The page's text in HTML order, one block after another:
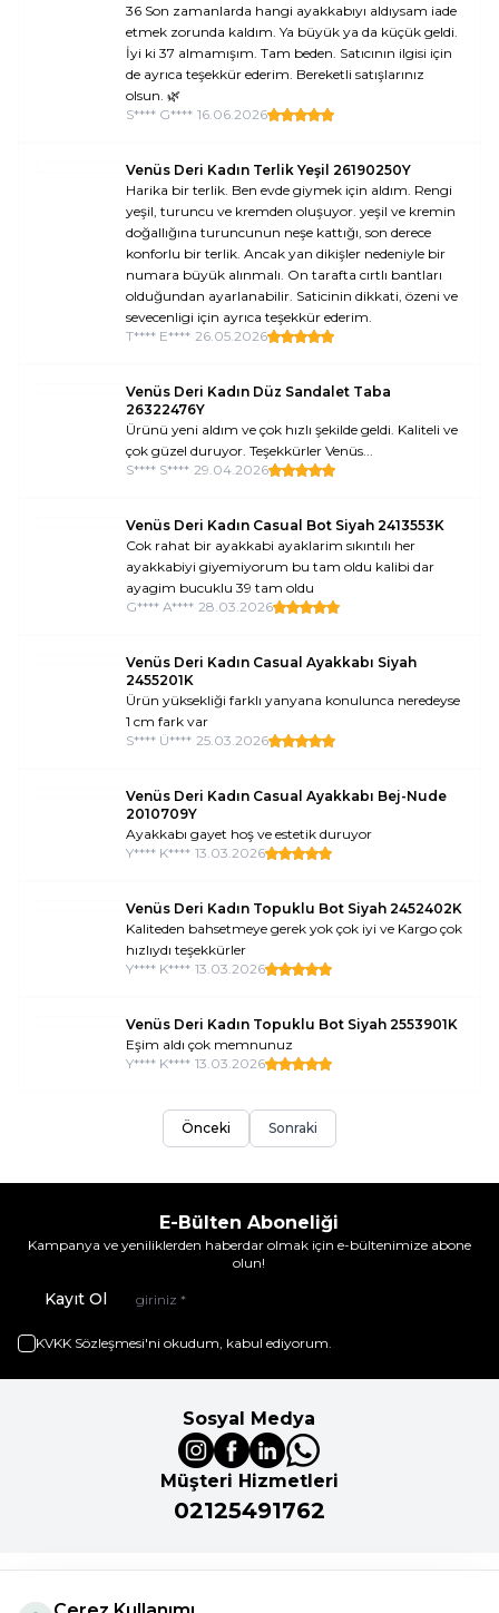
36 Son zamanlarda hangi ayakkabıyı aldıysam iade
etmek zorunda kaldım. Ya büyük ya da küçük geldi.
İyi ki 37 almamışım. Tam beden. Satıcının ilgisi için
de ayrıca teşekkür ederim. Bereketli satışlarınız
olsun. 🌿
S**** G**** 16.06.2026
Venüs Deri Kadın Terlik Yeşil 26190250Y
Harika bir terlik. Ben evde giymek için aldım. Rengi
yeşil, turuncu ve kremden oluşuyor. yeşil ve kremin
doğallığına turuncunun neşe kattığı, son derece
konforlu bir terlik. Ancak yan dikişler nedeniyle bir
numara büyük alınmalı. On tarafta cırtlı bantları
olduğundan ayarlanabilir. Saticinin dikkati, özeni ve
sevecenligi için ayrıca teşekkür ederim.
T**** E**** 26.05.2026
Venüs Deri Kadın Düz Sandalet Taba
26322476Y
Ürünü yeni aldım ve çok hızlı şekilde geldi. Kaliteli ve
çok güzel duruyor. Teşekkürler Venüs...
S**** S**** 29.04.2026
Venüs Deri Kadın Casual Bot Siyah 2413553K
Cok rahat bir ayakkabi ayaklarim sıkıntılı her
ayakkabiyi giyemiyorum bu tam oldu kalibi dar
ayagim bucuklu 39 tam oldu
G**** A**** 28.03.2026
Venüs Deri Kadın Casual Ayakkabı Siyah
2455201K
Ürün yüksekliği farklı yanyana konulunca neredeyse
1 cm fark var
S**** Ü**** 25.03.2026
Venüs Deri Kadın Casual Ayakkabı Bej-Nude
2010709Y
Ayakkabı gayet hoş ve estetik duruyor
Y**** K**** 13.03.2026
Venüs Deri Kadın Topuklu Bot Siyah 2452402K
Kaliteden bahsetmeye gerek yok çok iyi ve Kargo çok
hızlıydı teşekkürler
Y**** K**** 13.03.2026
Venüs Deri Kadın Topuklu Bot Siyah 2553901K
Eşim aldı çok memnunuz
Y**** K**** 13.03.2026
Önceki Sonraki
E-Bülten Aboneliği
Kampanya ve yeniliklerden haberdar olmak için e-bültenimize abone
olun!
Kayıt Ol
KVKK Sözleşmesi'ni okudum, kabul ediyorum.
Sosyal Medya
Müşteri Hizmetleri
02125491762
Önemli Bilgiler